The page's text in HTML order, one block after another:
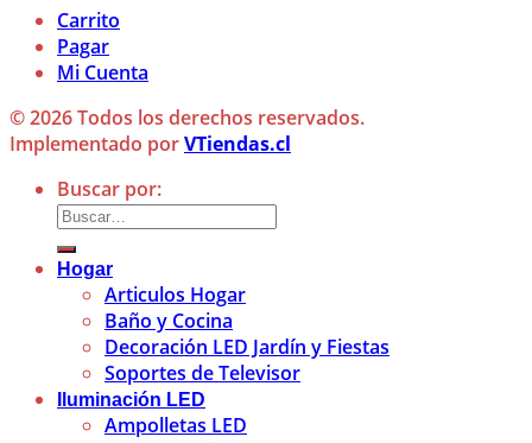
Carrito
Pagar
Mi Cuenta
© 2026 Todos los derechos reservados.
Implementado porVTiendas.cl
Buscar por:
Hogar
Articulos Hogar
Baño y Cocina
Decoración LED Jardín y Fiestas
Soportes de Televisor
Iluminación LED
Ampolletas LED